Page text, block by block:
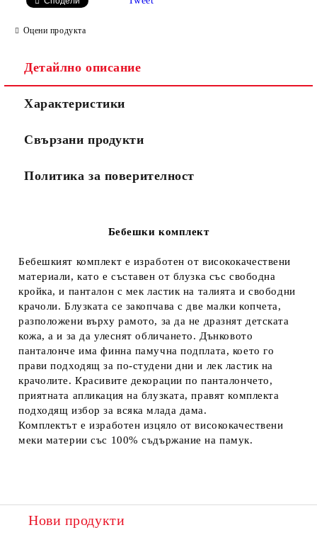
Оцени продукта
Детайлно описание
Характеристики
Свързани продукти
Политика за поверителност
Бебешки комплект
Бебешкият комплект е изработен от висококачествени
материали, като е съставен от блузка със свободна
кройка, и панталон с мек ластик на талията и свободни
крачоли. Блузката се закопчава с две малки копчета,
разположени върху рамото, за да не дразнят детската
кожа, а и за да улеснят обличането. Дънковото
панталонче има финна памучна подплата, което го
прави подходящ за по-студени дни и лек ластик на
крачолите. Красивите декорации по панталончето,
приятната апликация на блузката, правят комплекта
подходящ избор за всяка млада дама.
Комплектът е изработен изцяло от висококачествени
меки материи със 100% съдържание на памук.
Нови продукти